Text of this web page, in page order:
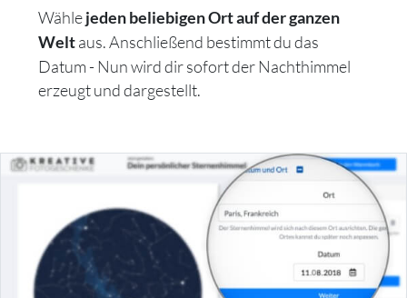
Wählejeden beliebigen Ort auf der ganzen
Weltaus. Anschließend bestimmt du das
Datum - Nun wird dir sofort der Nachthimmel
erzeugt und dargestellt.